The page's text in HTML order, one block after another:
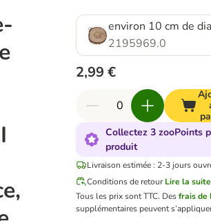
environ 10 cm de
2195969.0
2,99 €
Collectez 3 zooPoints
produit
Livraison estimée : 2-3 jours
Conditions de retour Lire la suite
Tous les prix sont TTC. Desfrais de
supplémentaires peuvent